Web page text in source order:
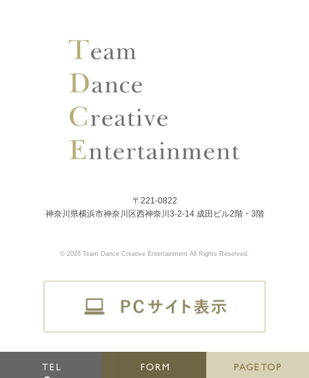
〒221-0822
神奈川県横浜市神奈川区西神奈川3-2-14 成田ビル2階・3階
© 2026 Team Dance Creative Entertainment All Rights Reserved.